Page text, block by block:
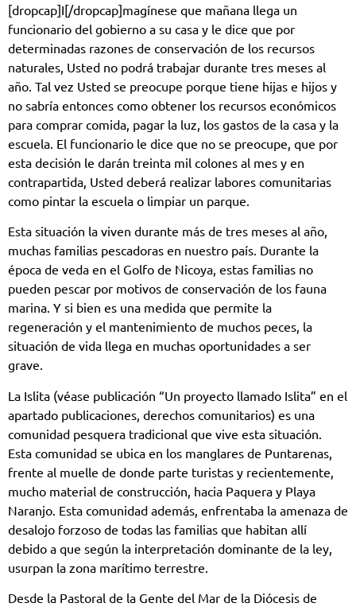
[dropcap]I[/dropcap]magínese que mañana llega un
funcionario del gobierno a su casa y le dice que por
determinadas razones de conservación de los recursos
naturales, Usted no podrá trabajar durante tres meses al
año. Tal vez Usted se preocupe porque tiene hijas e hijos y
no sabría entonces como obtener los recursos económicos
para comprar comida, pagar la luz, los gastos de la casa y la
escuela. El funcionario le dice que no se preocupe, que por
esta decisión le darán treinta mil colones al mes y en
contrapartida, Usted deberá realizar labores comunitarias
como pintar la escuela o limpiar un parque.
Esta situación la viven durante más de tres meses al año,
muchas familias pescadoras en nuestro país. Durante la
época de veda en el Golfo de Nicoya, estas familias no
pueden pescar por motivos de conservación de los fauna
marina. Y si bien es una medida que permite la
regeneración y el mantenimiento de muchos peces, la
situación de vida llega en muchas oportunidades a ser
grave.
La Islita (véase publicación “Un proyecto llamado Islita” en el
apartado publicaciones, derechos comunitarios) es una
comunidad pesquera tradicional que vive esta situación.
Esta comunidad se ubica en los manglares de Puntarenas,
frente al muelle de donde parte turistas y recientemente,
mucho material de construcción, hacia Paquera y Playa
Naranjo. Esta comunidad además, enfrentaba la amenaza de
desalojo forzoso de todas las familias que habitan allí
debido a que según la interpretación dominante de la ley,
usurpan la zona marítimo terrestre.
Desde la Pastoral de la Gente del Mar de la Diócesis de